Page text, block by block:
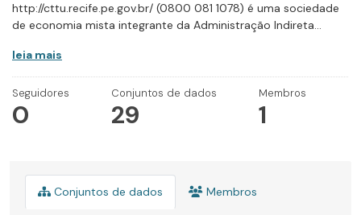
http://cttu.recife.pe.gov.br/ (0800 081 1078) é uma sociedade
de economia mista integrante da Administração Indireta...
leia mais
Seguidores
0
Conjuntos de dados
29
Membros
1
Conjuntos de dados Membros